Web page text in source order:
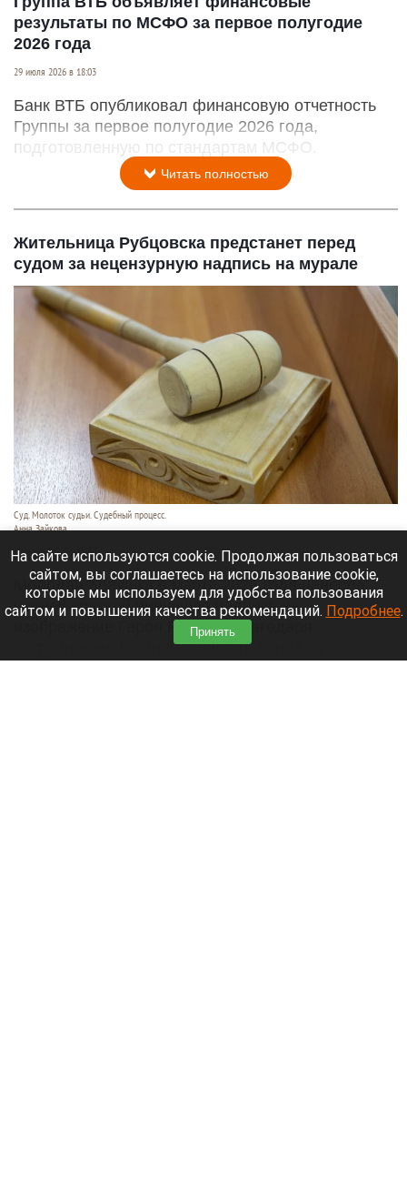
результаты по МСФО за первое полугодие
2026 года
29 июля 2026 в 18:03
Банк ВТБ опубликовал финансовую отчетность
Группы за первое полугодие 2026 года,
подготовленную по стандартам МСФО.
Читать полностью
Жительница Рубцовска предстанет перед
судом за нецензурную надпись на мурале
Суд. Молоток судьи. Судебный процесс.
Анна Зайкова
29 июля 2026 в 19:20
Молодая девушка в марте 2026 года нанесла
черной краской циничную надпись на
изображение Героя России. Благодаря
сотрудникам полиции личность вандала
На сайте используются cookie. Продолжая пользоваться
сайтом, вы соглашаетесь на использование cookie,
которые мы используем для удобства пользования
сайтом и повышения качества рекомендаций. Подробнее.
Принять